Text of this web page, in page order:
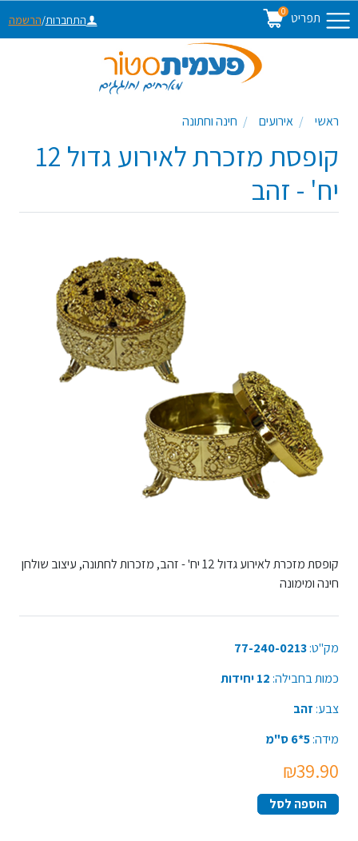
תפריט 0
התחברות/הרשמה
ראשי אירועים חינה וחתונה
קופסת מזכרת לאירוע גדול 12
יח' - זהב
קופסת מזכרת לאירוע גדול 12 יח' - זהב, מזכרות לחתונה, עיצוב שולחן
חינה ומימונה
מק"ט:77-240-0213
כמות בחבילה: 12 יחידות
צבע: זהב
מידה:5*6 ס"מ
₪39.90
הוספה לסל